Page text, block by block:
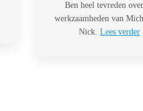
Ben heel tevreden
werkzaamheden van
Nick. Lees verder